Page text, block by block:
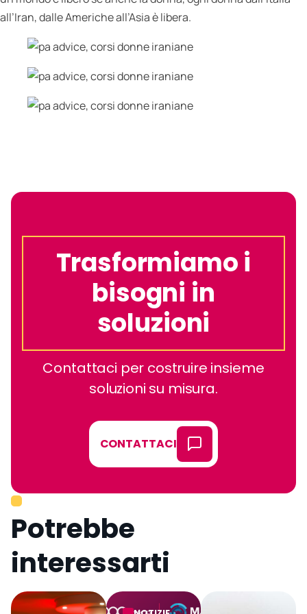
all’Iran, dalle Americhe all’Asia è libera.
Trasformiamo i
bisogni in
soluzioni
Contattaci per costruire insieme
soluzioni su misura.
CONTATTACI
Potrebbe
interessarti